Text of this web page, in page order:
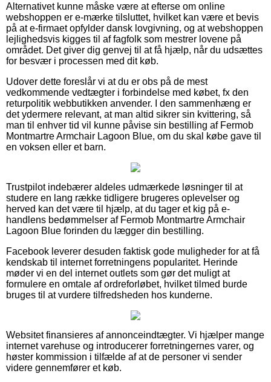
Alternativet kunne måske være at efterse om online
webshoppen er e-mærke tilsluttet, hvilket kan være et bevis
på at e-firmaet opfylder dansk lovgivning, og at webshoppen
lejlighedsvis kigges til af fagfolk som mestrer lovene på
området. Det giver dig genvej til at få hjælp, når du udsættes
for besvær i processen med dit køb.
Udover dette foreslår vi at du er obs på de mest
vedkommende vedtægter i forbindelse med købet, fx den
returpolitik webbutikken anvender. I den sammenhæng er
det ydermere relevant, at man altid sikrer sin kvittering, så
man til enhver tid vil kunne påvise sin bestilling af Fermob
Montmartre Armchair Lagoon Blue, om du skal købe gave til
en voksen eller et barn.
Trustpilot indebærer aldeles udmærkede løsninger til at
studere en lang række tidligere brugeres oplevelser og
herved kan det være til hjælp, at du tager et kig på e-
handlens bedømmelser af Fermob Montmartre Armchair
Lagoon Blue forinden du lægger din bestilling.
Facebook leverer desuden faktisk gode muligheder for at få
kendskab til internet forretningens popularitet. Herinde
møder vi en del internet outlets som gør det muligt at
formulere en omtale af ordreforløbet, hvilket tilmed burde
bruges til at vurdere tilfredsheden hos kunderne.
Websitet finansieres af annonceindtægter. Vi hjælper mange
internet varehuse og introducerer forretningernes varer, og
høster kommission i tilfælde af at de personer vi sender
videre gennemfører et køb.